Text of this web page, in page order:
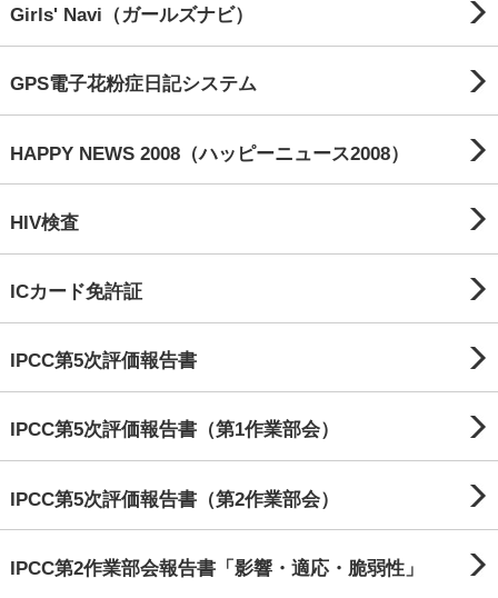
Girls' Navi（ガールズナビ）
GPS電子花粉症日記システム
HAPPY NEWS 2008（ハッピーニュース2008）
HIV検査
ICカード免許証
IPCC第5次評価報告書
IPCC第5次評価報告書（第1作業部会）
IPCC第5次評価報告書（第2作業部会）
IPCC第2作業部会報告書「影響・適応・脆弱性」